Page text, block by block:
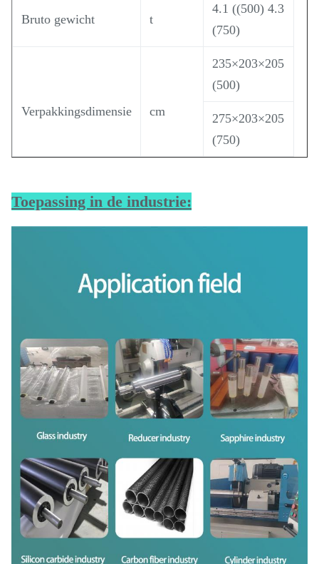
Bruto gewicht t
4.1 ((500) 4.3
(750)
Verpakkingsdimensie cm
235×203×205
(500)
275×203×205
(750)
Toepassing in de industrie: